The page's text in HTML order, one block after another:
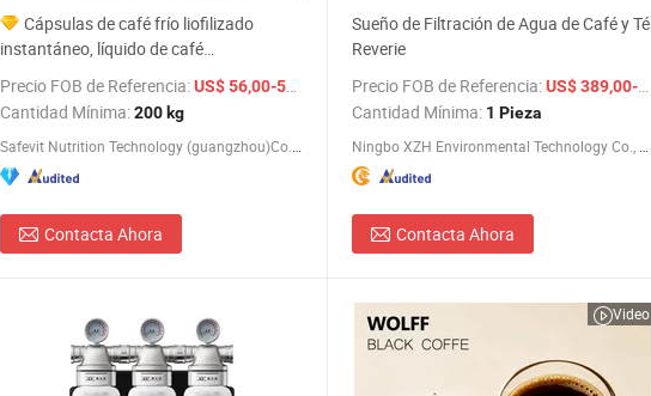
Cápsulas de café frío liofilizado
instantáneo, líquido de café
concentrado, latte americano frío,
conveniente, instantáneo, refrescante,
tubo pequeño de café
Precio FOB de Referencia:US$ 56,00-59,00
Cantidad Mínima:200 kg
Contacta Ahora
Sueño de Filtración de Agua de Café y Té
Reverie
Precio FOB de Referencia:US$ 389,00-399,00
Cantidad Mínima: 1 Pieza
Contacta Ahora
Video